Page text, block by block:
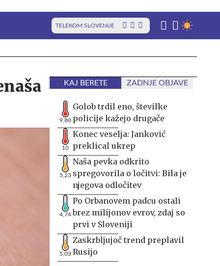
TELEKOM SLOVENIJE
KAJ BERETE ZADNJE OBJAVE
9,80
Golob trdil eno, številke
policije kažejo drugače
10
Konec veselja: Janković
preklical ukrep
5,23
Naša pevka odkrito
spregovorila o ločitvi: Bila je
njegova odločitev
4,74
Po Orbanovem padcu ostali
brez milijonov evrov, zdaj so
prvi v Sloveniji
5,03
Zaskrbljujoč trend preplavil
Rusijo